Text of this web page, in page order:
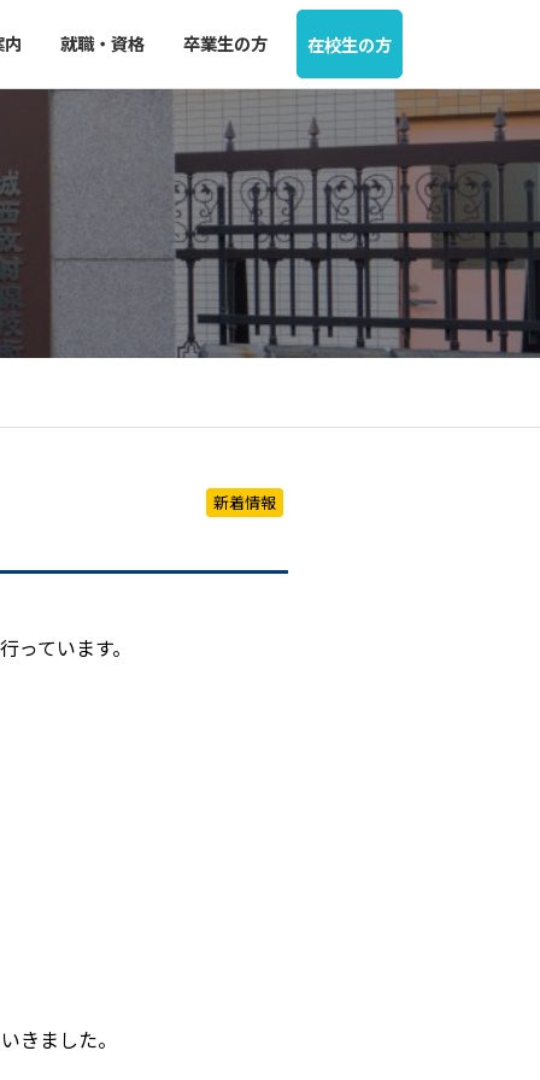
就職・資格 卒業生の方 在校生の方
新着情報
ています。
きました。